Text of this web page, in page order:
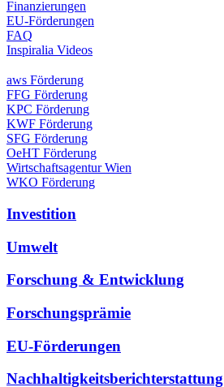
Finanzierungen
EU-Förderungen
FAQ
Inspiralia Videos
aws Förderung
FFG Förderung
KPC Förderung
KWF Förderung
SFG Förderung
OeHT Förderung
Wirtschaftsagentur Wien
WKO Förderung
Investition
Umwelt
Forschung & Entwicklung
Forschungsprämie
EU-Förderungen
Nachhaltigkeitsberichterstattung